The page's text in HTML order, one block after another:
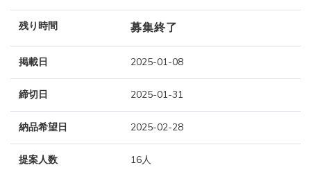
残り時間 募集終了
掲載日 2025-01-08
締切日 2025-01-31
納品希望日 2025-02-28
提案人数 16人